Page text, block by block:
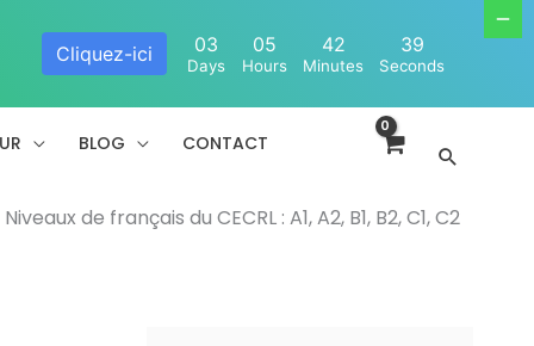
BLOG
CONTACT
Niveaux de français du CECRL : A1, A2, B1, B2, C1, C2
Cliquez-ici 03
Days
05
Hours
42
Minutes
38
Seconds